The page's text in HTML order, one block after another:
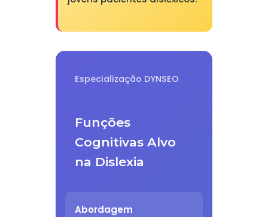
Especialização DYNSEO
Funções
Cognitivas Alvo
na Dislexia
Abordagem